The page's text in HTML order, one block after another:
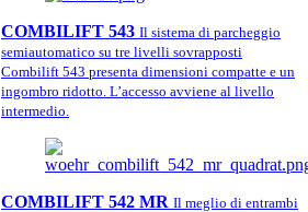
COMBILIFT 543 Il sistema di parcheggio
semiautomatico su tre livelli sovrapposti
Combilift 543 presenta dimensioni compatte e un
ingombro ridotto. L’accesso avviene al livello
intermedio.
COMBILIFT 542 MR Il meglio di entrambi